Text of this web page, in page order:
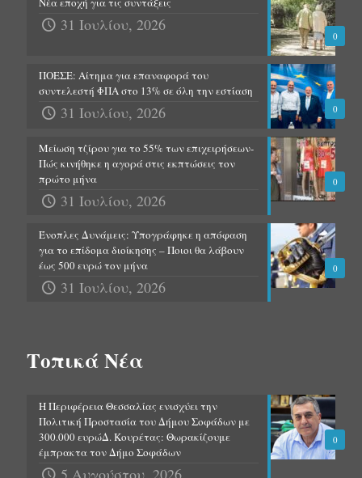
0
31 Ιουλίου, 2026
0
ΠΟΕΣΕ: Αίτημα για επαναφορά του
συντελεστή ΦΠΑ στο 13% σε όλη την εστίαση
31 Ιουλίου, 2026
0
Μείωση τζίρου για το 55% των επιχειρήσεων-
Πώς κινήθηκε η αγορά στις εκπτώσεις τον
πρώτο μήνα
31 Ιουλίου, 2026
0
Ένοπλες Δυνάμεις: Υπογράφηκε η απόφαση
για το επίδομα διοίκησης – Ποιοι θα λάβουν
έως 500 ευρώ τον μήνα
31 Ιουλίου, 2026
Τοπικά Νέα
0
Η Περιφέρεια Θεσσαλίας ενισχύει την
Πολιτική Προστασία του Δήμου Σοφάδων με
300.000 ευρώΔ. Κουρέτας: Θωρακίζουμε
έμπρακτα τον Δήμο Σοφάδων